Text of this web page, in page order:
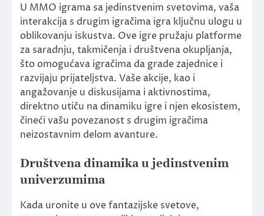
U MMO igrama sa jedinstvenim svetovima, vaša
interakcija s drugim igračima igra ključnu ulogu u
oblikovanju iskustva. Ove igre pružaju platforme
za saradnju, takmičenja i društvena okupljanja,
što omogućava igračima da grade zajednice i
razvijaju prijateljstva. Vaše akcije, kao i
angažovanje u diskusijama i aktivnostima,
direktno utiču na dinamiku igre i njen ekosistem,
čineći vašu povezanost s drugim igračima
neizostavnim delom avanture.
Društvena dinamika u jedinstvenim
univerzumima
Kada uronite u ove fantazijske svetove,